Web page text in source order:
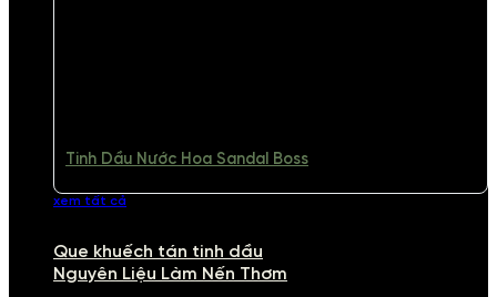
Tinh Dầu Nước Hoa Sandal Boss
xem tất cả
Que khuếch tán tinh dầu
Nguyên Liệu Làm Nến Thơm